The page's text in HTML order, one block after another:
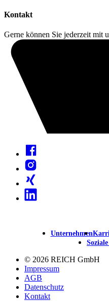
Kontakt
Gerne können Sie jederzeit mit
Linkedin
navigation
Unternehmen
© 2026 REICH GmbH
Impressum
AGB
Datenschutz
Kontakt